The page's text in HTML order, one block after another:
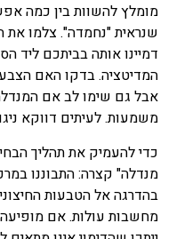
מומלץ להשוות בין כמה
שנראית "נחמדה". צלמו את
דמיינו אותה בביתכם ליד
המדיטציה. בדקו האם
אבל גם שימו לב אם
משמעות. לעיתים דווקא
כדי להעמיק את תהליך
מנדלה" קצרה: התבוננו
בהדרגה אל הטבעות
מחשבות עולות. אם